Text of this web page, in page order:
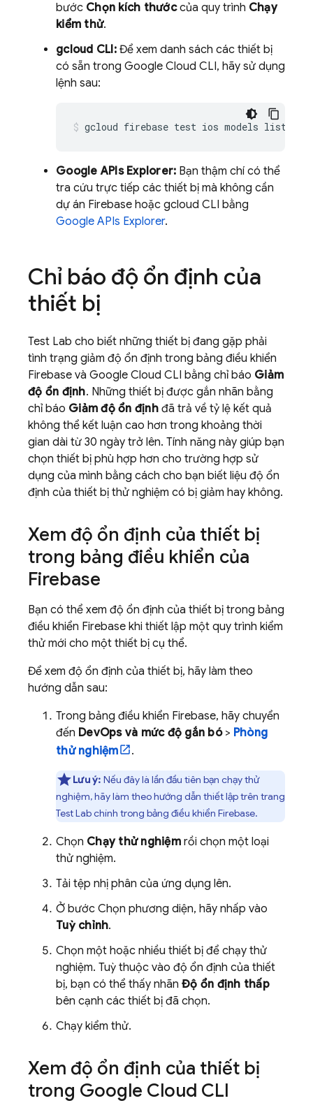
bước Chọn kích thướccủa quy trình Chạy
kiểm thử.
gcloud CLI:Để xem danh sách các thiết bị
có sẵn trong Google Cloud CLI, hãy sử dụng
lệnh sau:
gcloud firebase test ios models list
Google APIs Explorer: Bạn thậm chí có thể
tra cứu trực tiếp các thiết bị mà không cần
dự án Firebase hoặc gcloud CLI bằng
Google APIs Explorer.
Chỉ báo độ ổn định của
thiết bị
Test Lab cho biết những thiết bị đang gặp phải
tình trạng giảm độ ổn định trong bảng điều khiển
Firebase và Google Cloud CLI bằng chỉ báo Giảm
độ ổn định. Những thiết bị được gắn nhãn bằng
chỉ báo Giảm độ ổn địnhđã trả về tỷ lệ kết quả
không thể kết luận cao hơn trong khoảng thời
gian dài từ 30 ngày trở lên. Tính năng này giúp bạn
chọn thiết bị phù hợp hơn cho trường hợp sử
dụng của mình bằng cách cho bạn biết liệu độ ổn
định của thiết bị thử nghiệm có bị giảm hay không.
Xem độ ổn định của thiết bị
trong bảng điều khiển của
Firebase
Bạn có thể xem độ ổn định của thiết bị trong bảng
điều khiển Firebase khi thiết lập một quy trình kiểm
thử mới cho một thiết bị cụ thể.
Để xem độ ổn định của thiết bị, hãy làm theo
hướng dẫn sau:
Trong bảng điều khiển Firebase, hãy chuyển
đến DevOps và mức độ gắn bó> Phòng
thử nghiệm
.
Lưu ý: Nếu đây là lần đầu tiên bạn chạy thử
nghiệm, hãy làm theo hướng dẫn thiết lập trên trang
Test Labchính trong bảng điều khiển Firebase.
Chọn Chạy thử nghiệmrồi chọn một loại
thử nghiệm.
Tải tệp nhị phân của ứng dụng lên.
Ở bước Chọn phương diện, hãy nhấp vào
Tuỳ chỉnh.
Chọn một hoặc nhiều thiết bị để chạy thử
nghiệm. Tuỳ thuộc vào độ ổn định của thiết
bị, bạn có thể thấy nhãn Độ ổn định thấp
bên cạnh các thiết bị đã chọn.
Chạy kiểm thử.
Xem độ ổn định của thiết bị
trong Google Cloud CLI